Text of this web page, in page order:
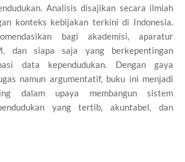
Analisis disajikan secara ilmiah
konteks kebijakan terkini di Indonesia.
bagi akademisi, aparatur
dan siapa saja yang berkepentingan
data kependudukan. Dengan gaya
namun argumentatif, buku ini menjadi
dalam upaya membangun sistem
yang tertib, akuntabel, dan